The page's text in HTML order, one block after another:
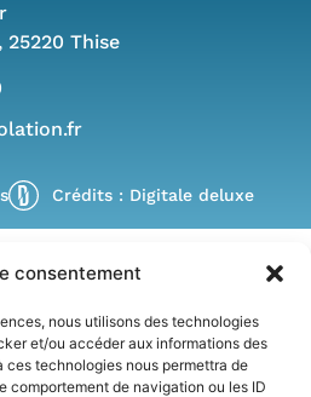
consentement
nous utilisons des technologies
et/ou accéder aux informations des
ces technologies nous permettra de
comportement de navigation ou les ID
25220 Thise
Crédits : Digitale deluxe